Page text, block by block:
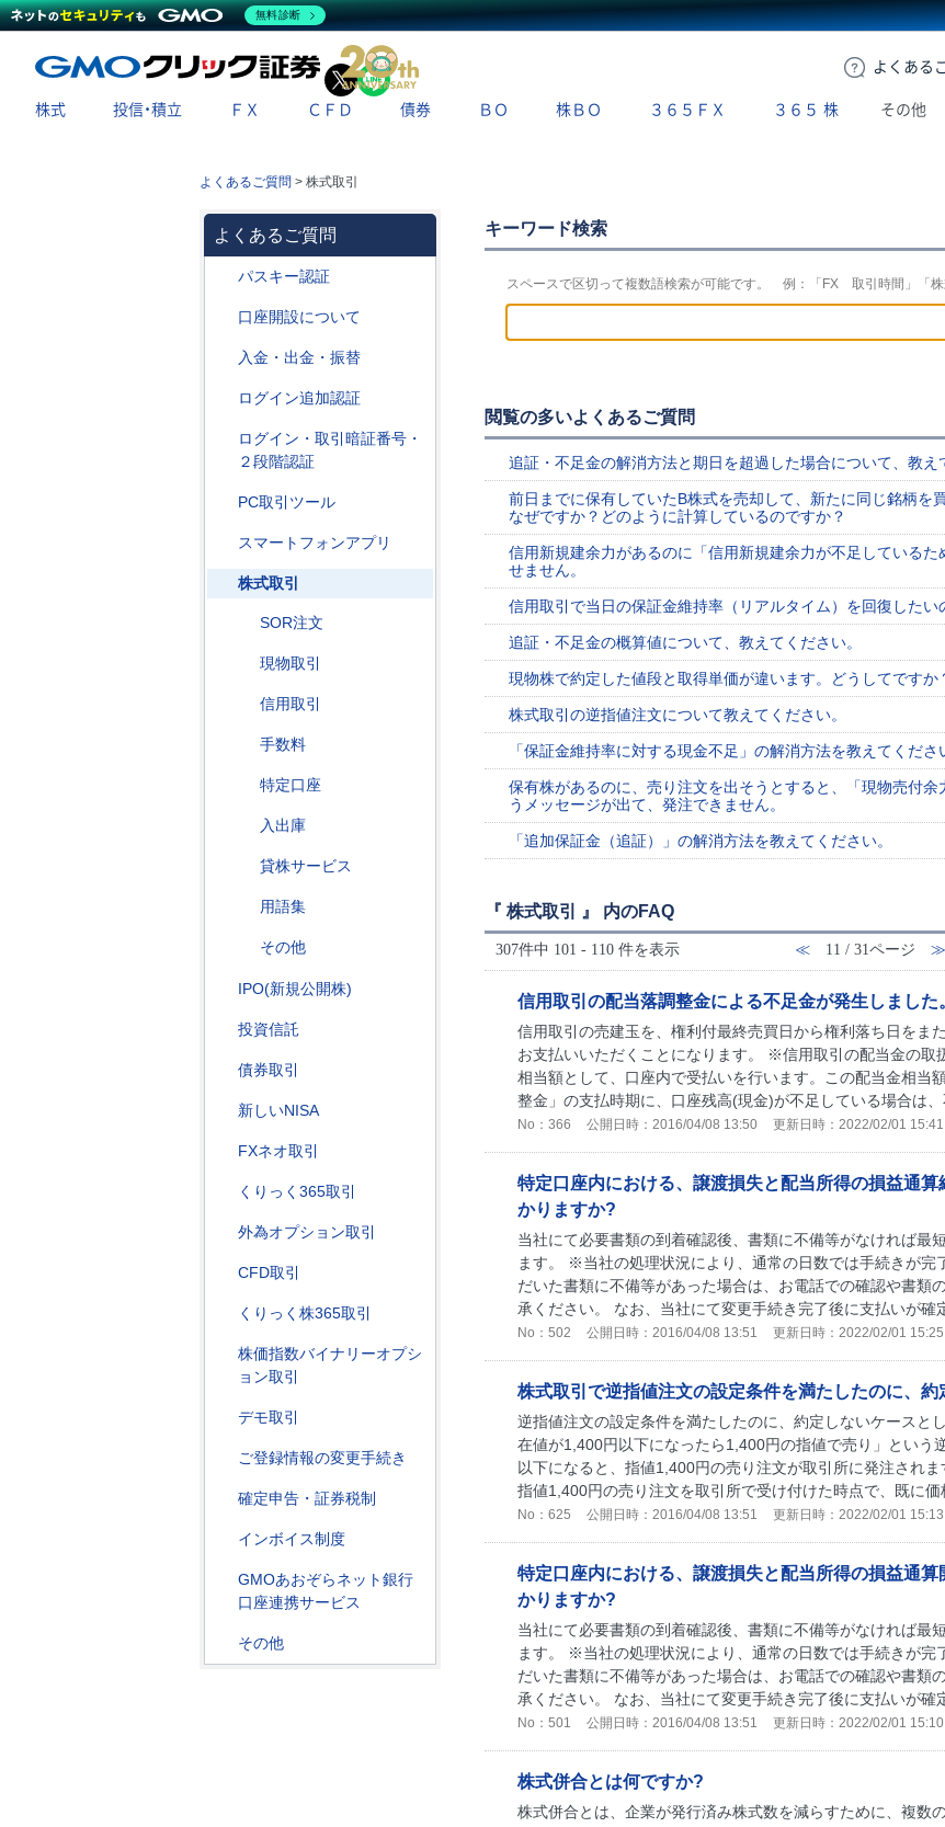
よくある
X
株式 投信・積立 ＦＸ ＣＦＤ 債券 ＢＯ 株ＢＯ ３６５ＦＸ ３６５ 株 その他
よくあるご質問 > 株式取引
よくあるご質問
パスキー認証
口座開設について
入金・出金・振替
ログイン追加認証
ログイン・取引暗証番号・
２段階認証
PC取引ツール
スマートフォンアプリ
株式取引
SOR注文
現物取引
信用取引
手数料
特定口座
入出庫
貸株サービス
用語集
その他
IPO(新規公開株)
投資信託
債券取引
新しいNISA
FXネオ取引
くりっく365取引
外為オプション取引
CFD取引
くりっく株365取引
株価指数バイナリーオプシ
ョン取引
デモ取引
ご登録情報の変更手続き
確定申告・証券税制
インボイス制度
GMOあおぞらネット銀行
口座連携サービス
その他
キーワード検索
スペースで区切って複数語検索が可能です。 例：「FX 取引時間」「
閲覧の多いよくあるご質問
追証・不足金の解消方法と期日を超過した場合について、教え
前日までに保有していたB株式を売却して、新たに同じ銘柄を
なぜですか？どのように計算しているのですか？
信用新規建余力があるのに「信用新規建余力が不足している
せません。
信用取引で当日の保証金維持率（リアルタイム）を回復した
追証・不足金の概算値について、教えてください。
現物株で約定した値段と取得単価が違います。どうしてですか
株式取引の逆指値注文について教えてください。
「保証金維持率に対する現金不足」の解消方法を教えてくださ
保有株があるのに、売り注文を出そうとすると、「現物売付
うメッセージが出て、発注できません。
「追加保証金（追証）」の解消方法を教えてください。
『 株式取引 』 内のFAQ
307件中 101 - 110 件を表示 ≪ 11 / 31ページ ≫
信用取引の配当落調整金による不足金が発生しました
信用取引の売建玉を、権利付最終売買日から権利落ち日をま
お支払いいただくことになります。 ※信用取引の配当金の取
相当額として、口座内で受払いを行います。この配当金相当
整金」の支払時期に、口座残高(現金)が不足している場合は
No：366 公開日時：2016/04/08 13:50 更新日時：2022/02/01 15:41
特定口座内における、譲渡損失と配当所得の損益通
かりますか?
当社にて必要書類の到着確認後、書類に不備等がなければ最
ます。 ※当社の処理状況により、通常の日数では手続きが完
だいた書類に不備等があった場合は、お電話での確認や書類
承ください。 なお、当社にて変更手続き完了後に支払いが確
No：502 公開日時：2016/04/08 13:51 更新日時：2022/02/01 15:25
株式取引で逆指値注文の設定条件を満たしたのに、
逆指値注文の設定条件を満たしたのに、約定しないケースと
在値が1,400円以下になったら1,400円の指値で売り」という
以下になると、指値1,400円の売り注文が取引所に発注され
指値1,400円の売り注文を取引所で受け付けた時点で、既に価
No：625 公開日時：2016/04/08 13:51 更新日時：2022/02/01 15:13
特定口座内における、譲渡損失と配当所得の損益通
かりますか?
当社にて必要書類の到着確認後、書類に不備等がなければ最
ます。 ※当社の処理状況により、通常の日数では手続きが完
だいた書類に不備等があった場合は、お電話での確認や書類
承ください。 なお、当社にて変更手続き完了後に支払いが確
No：501 公開日時：2016/04/08 13:51 更新日時：2022/02/01 15:10
株式併合とは何ですか?
株式併合とは、企業が発行済み株式数を減らすために、複
無料診断